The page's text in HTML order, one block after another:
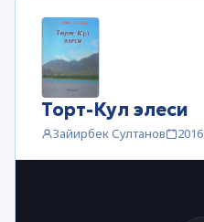
Торт-Кул элеси
Зайирбек Султанов 2016